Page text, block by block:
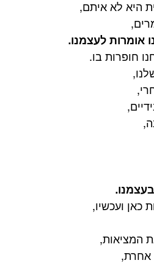
היא לא איתם,
לעצמנו.
חופרות בו.
כאן ועכשיו,
המציאות,
אחרת,